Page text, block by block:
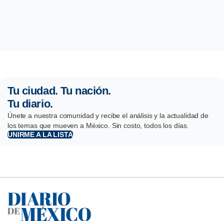
Tu ciudad. Tu nación.
Tu diario.
Únete a nuestra comunidad y recibe el análisis y la actualidad de
los temas que mueven a México. Sin costo, todos los días.
UNIRME A LA LISTA